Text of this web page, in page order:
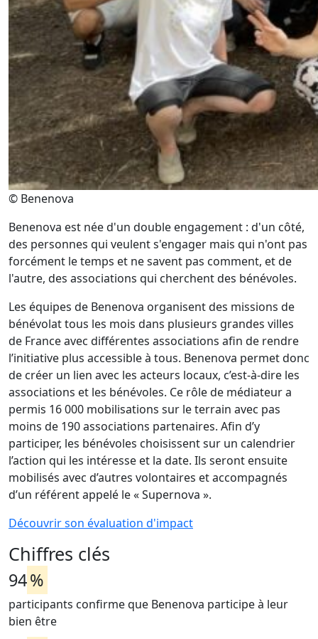
© Benenova
Benenova est née d'un double engagement : d'un côté,
des personnes qui veulent s'engager mais qui n'ont pas
forcément le temps et ne savent pas comment, et de
l'autre, des associations qui cherchent des bénévoles.
Les équipes de Benenova organisent des missions de
bénévolat tous les mois dans plusieurs grandes villes
de France avec différentes associations afin de rendre
l’initiative plus accessible à tous. Benenova permet donc
de créer un lien avec les acteurs locaux, c’est-à-dire les
associations et les bénévoles. Ce rôle de médiateur a
permis 16 000 mobilisations sur le terrain avec pas
moins de 190 associations partenaires. Afin d’y
participer, les bénévoles choisissent sur un calendrier
l’action qui les intéresse et la date. Ils seront ensuite
mobilisés avec d’autres volontaires et accompagnés
d’un référent appelé le « Supernova ».
Découvrir son évaluation d'impact
Chiffres clés
94%
participants confirme que Benenova participe à leur
bien être